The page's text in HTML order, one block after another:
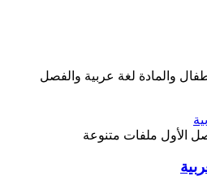
والمادة لغة عربية والفصل
الأول ملفات متنوعة